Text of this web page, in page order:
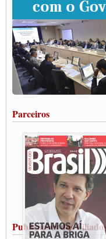
Grande Conquista da Categoria
ENCONTRO
DO BRASIL E A ELEIÇÃO 2022
Carta às Brasileiras e aos
Paulinho, presidente da CNTTL,
Caminhoneiros aprovam greve a
Rodoviários de Feira Santana
salarial
Vacina Já: Lockdown de 24 horas
Condutores de Guarulhos farão
Paralisação dos Caminhoneiros
Rio Grande
Caminhoneiros bloqueiam duas
Modal-Live #13 Aumento da
Trabalhadora em Tempos de
MODAL-LIVE#12
CLASSE TRABALHADORA E
MODAL-LIVE#11
Parceiros
Publicações dos